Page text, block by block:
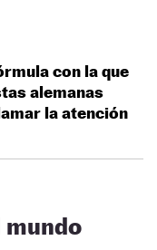
con la que
alemanas
la atención
mundo